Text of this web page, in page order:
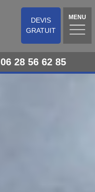
DEVIS
GRATUIT
MENU
06 28 56 62 85